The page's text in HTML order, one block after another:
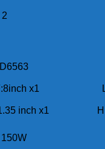
D6563
x1
inch x1
150W